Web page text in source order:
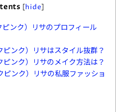
[hide]
ンク）リサのプロフィール
ンク）リサはスタイル抜群？
ンク）リサのメイク方法は？
ンク）リサの私服ファッショ